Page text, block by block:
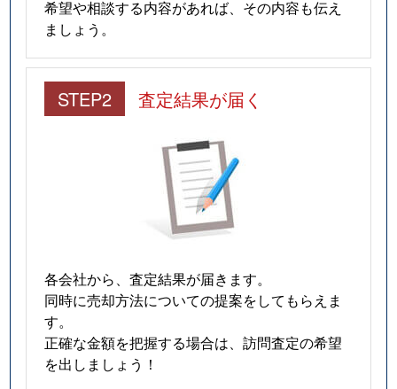
希望や相談する内容があれば、その内容も伝え
ましょう。
STEP2 査定結果が届く
各会社から、査定結果が届きます。
同時に売却方法についての提案をしてもらえま
す。
正確な金額を把握する場合は、訪問査定の希望
を出しましょう！